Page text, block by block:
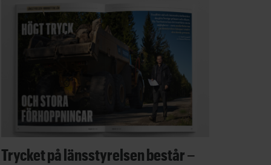
Trycket på länsstyrelsen består –